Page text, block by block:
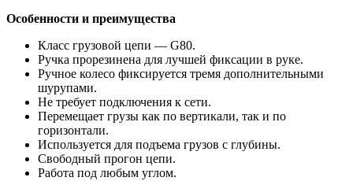
Особенности и преимущества
Класс грузовой цепи — G80.
Ручка прорезинена для лучшей фиксации в руке.
Ручное колесо фиксируется тремя дополнительными
шурупами.
Не требует подключения к сети.
Перемещает грузы как по вертикали, так и по
горизонтали.
Используется для подъема грузов с глубины.
Свободный прогон цепи.
Работа под любым углом.